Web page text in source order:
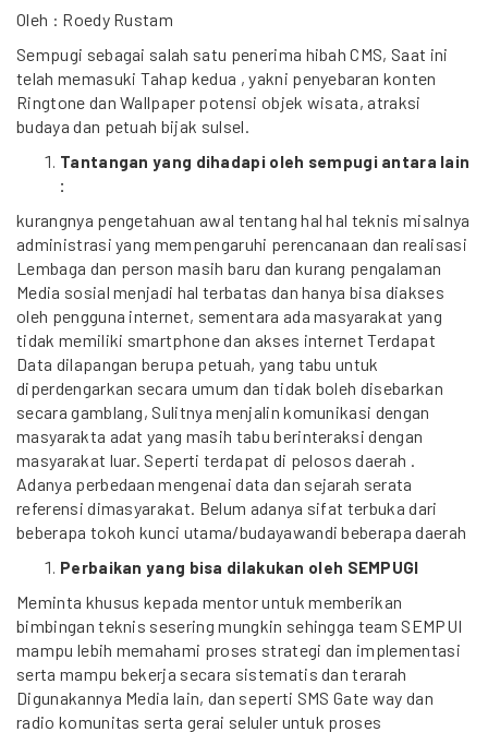
Kredit Web-site
Oleh : Roedy Rustam
Sempugi sebagai salah satu penerima hibah CMS, Saat ini
telah memasuki Tahap kedua , yakni penyebaran konten
Ringtone dan Wallpaper potensi objek wisata, atraksi
budaya dan petuah bijak sulsel.
Tantangan yang dihadapi oleh sempugi antara lain
:
kurangnya pengetahuan awal tentang hal hal teknis misalnya
administrasi yang mempengaruhi perencanaan dan realisasi
Lembaga dan person masih baru dan kurang pengalaman
Media sosial menjadi hal terbatas dan hanya bisa diakses
oleh pengguna internet, sementara ada masyarakat yang
tidak memiliki smartphone dan akses internet Terdapat
Data dilapangan berupa petuah, yang tabu untuk
diperdengarkan secara umum dan tidak boleh disebarkan
secara gamblang, Sulitnya menjalin komunikasi dengan
masyarakta adat yang masih tabu berinteraksi dengan
masyarakat luar. Seperti terdapat di pelosos daerah .
Adanya perbedaan mengenai data dan sejarah serata
referensi dimasyarakat. Belum adanya sifat terbuka dari
beberapa tokoh kunci utama/budayawandi beberapa daerah
Perbaikan yang bisa dilakukan oleh SEMPUGI
Meminta khusus kepada mentor untuk memberikan
bimbingan teknis sesering mungkin sehingga team SEMPUI
mampu lebih memahami proses strategi dan implementasi
serta mampu bekerja secara sistematis dan terarah
Digunakannya Media lain, dan seperti SMS Gate way dan
radio komunitas serta gerai seluler untuk proses